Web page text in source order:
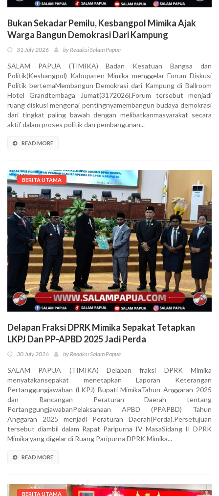
Bukan Sekadar Pemilu, Kesbangpol Mimika Ajak
Warga Bangun Demokrasi Dari Kampung
31 July 2026 by Redaksi Salam Papua
SALAM PAPUA (TIMIKA) Badan Kesatuan Bangsa dan
Politik(Kesbangpol) Kabupaten Mimika menggelar Forum Diskusi
Politik bertemaMembangun Demokrasi dari Kampung di Ballroom
Hotel Grandtembaga Jumat(3172026).Forum tersebut menjadi
ruang diskusi mengenai pentingnyamembangun budaya demokrasi
dari tingkat paling bawah dengan melibatkanmasyarakat secara
aktif dalam proses politik dan pembangunan...
READ MORE
BERITA UTAMA
Delapan Fraksi DPRK Mimika Sepakat Tetapkan
LKPJ Dan PP-APBD 2025 Jadi Perda
30 July 2026 by Redaksi Salam Papua
SALAM PAPUA (TIMIKA) Delapan fraksi DPRK Mimika
menyatakansepakat menetapkan Laporan Keterangan
Pertanggungjawaban (LKPJ) Bupati MimikaTahun Anggaran 2025
dan Rancangan Peraturan Daerah tentang
PertanggungjawabanPelaksanaan APBD (PPAPBD) Tahun
Anggaran 2025 menjadi Peraturan Daerah(Perda).Persetujuan
tersebut diambil dalam Rapat Paripurna IV MasaSidang II DPRK
Mimika yang digelar di Ruang Paripurna DPRK Mimika...
READ MORE
BERITA UTAMA